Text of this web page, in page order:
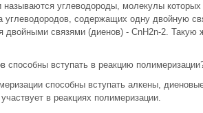
углеводороды, молекулы
содержащих одну двойную
двойными связями (диенов) - CnH2n-2.
способны вступать в реакцию
способны вступать алкены,
в реакциях полимеризации.